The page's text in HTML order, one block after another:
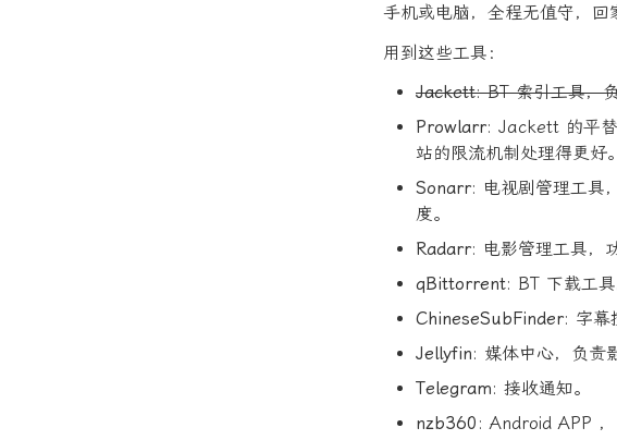
手机或电脑，全程无值守，回
用到这些工具：
Jackett: BT 索引工具，
Prowlarr: Jackett 的平
站的限流机制处理得更好。
Sonarr: 电视剧管理工具
度。
Radarr: 电影管理工具，
qBittorrent: BT 下载工具
ChineseSubFinder: 字幕
Jellyfin: 媒体中心，负责
Telegram: 接收通知。
nzb360 : Android APP